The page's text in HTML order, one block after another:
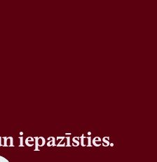
iepazīsties.